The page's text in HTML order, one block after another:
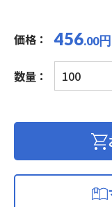
価格： 456.00円
数量：
ビ
ニ
絶